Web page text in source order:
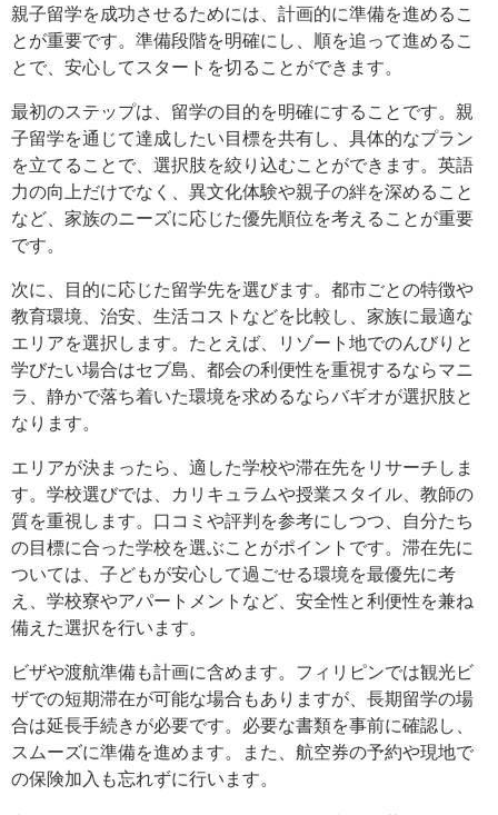
親子留学を成功させるためには、計画的に準備を進めるこ
とが重要です。準備段階を明確にし、順を追って進めるこ
とで、安心してスタートを切ることができます。
最初のステップは、留学の目的を明確にすることです。親
子留学を通じて達成したい目標を共有し、具体的なプラン
を立てることで、選択肢を絞り込むことができます。英語
力の向上だけでなく、異文化体験や親子の絆を深めること
など、家族のニーズに応じた優先順位を考えることが重要
です。
次に、目的に応じた留学先を選びます。都市ごとの特徴や
教育環境、治安、生活コストなどを比較し、家族に最適な
エリアを選択します。たとえば、リゾート地でのんびりと
学びたい場合はセブ島、都会の利便性を重視するならマニ
ラ、静かで落ち着いた環境を求めるならバギオが選択肢と
なります。
エリアが決まったら、適した学校や滞在先をリサーチしま
す。学校選びでは、カリキュラムや授業スタイル、教師の
質を重視します。口コミや評判を参考にしつつ、自分たち
の目標に合った学校を選ぶことがポイントです。滞在先に
ついては、子どもが安心して過ごせる環境を最優先に考
え、学校寮やアパートメントなど、安全性と利便性を兼ね
備えた選択を行います。
ビザや渡航準備も計画に含めます。フィリピンでは観光ビ
ザでの短期滞在が可能な場合もありますが、長期留学の場
合は延長手続きが必要です。必要な書類を事前に確認し、
スムーズに準備を進めます。また、航空券の予約や現地で
の保険加入も忘れずに行います。